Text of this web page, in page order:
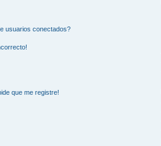
usuarios conectados?
que me registre!